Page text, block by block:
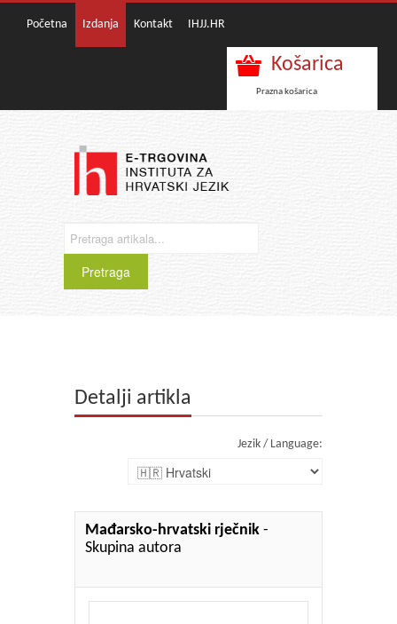
Početna Izdanja Kontakt IHJJ.HR
Košarica
Prazna košarica
Detalji artikla
Jezik / Language:
Mađarsko-hrvatski rječnik -
Skupina autora